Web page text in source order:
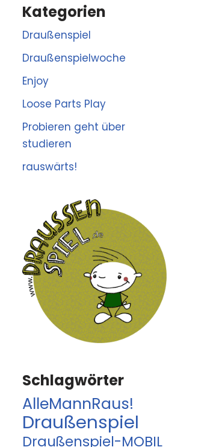
Kategorien
Draußenspiel
Draußenspielwoche
Enjoy
Loose Parts Play
Probieren geht über
studieren
rauswärts!
Schlagwörter
AlleMannRaus!
Draußenspiel
Draußenspiel-MOBIL